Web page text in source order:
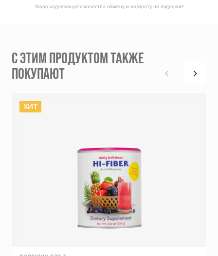
Товар надлежащего качества обмену и возврату не подлежит
С ЭТИМ ПРОДУКТОМ ТАКЖЕ
ПОКУПАЮТ
ХИТ